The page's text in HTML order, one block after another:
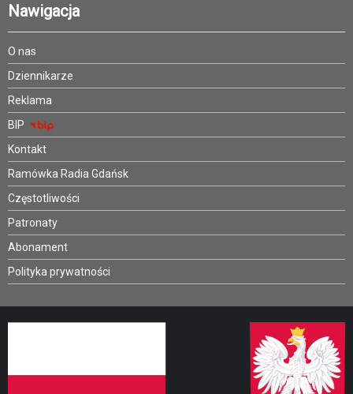
Nawigacja
O nas
Dziennikarze
Reklama
BIP
Kontakt
Ramówka Radia Gdańsk
Częstotliwości
Patronaty
Abonament
Polityka prywatności